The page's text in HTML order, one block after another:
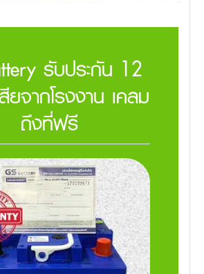
รับประกัน 12
ยจากโรงงาน เคลม
ถึงที่ฟรี